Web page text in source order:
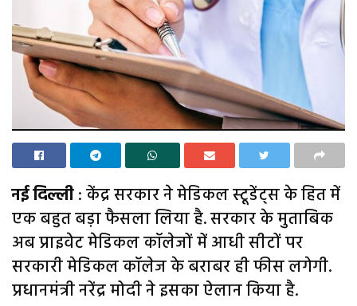
नई दिल्ली: केंद्र सरकार ने मेडिकल स्टूडेंट्स के हित में
एक बहुत बड़ा फैसला लिया है. सरकार के मुताबिक
अब प्राइवेट मेडिकल कॉलेजों में आधी सीटों पर
सरकारी मेडिकल कॉलेज के बराबर ही फीस लगेगी.
प्रधानमंत्री नरेंद्र मोदी ने इसका ऐलान किया है.